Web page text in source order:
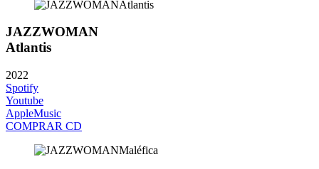
JAZZWOMAN
Atlantis
2022
Spotify
Youtube
AppleMusic
COMPRAR CD